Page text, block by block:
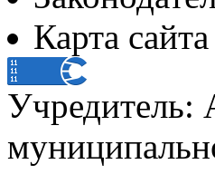
Карта сайта
Учредитель: